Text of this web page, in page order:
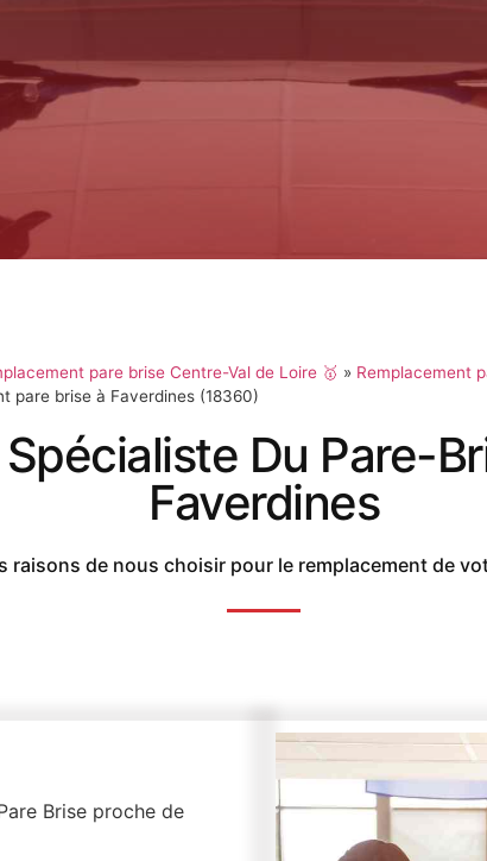
pare brise Centre-Val de Loire 🥇 » Remplacement
pare brise à Faverdines (18360)
Du Pare-
Faverdines
raisons de nous choisir pour le remplacement de
Brise proche de